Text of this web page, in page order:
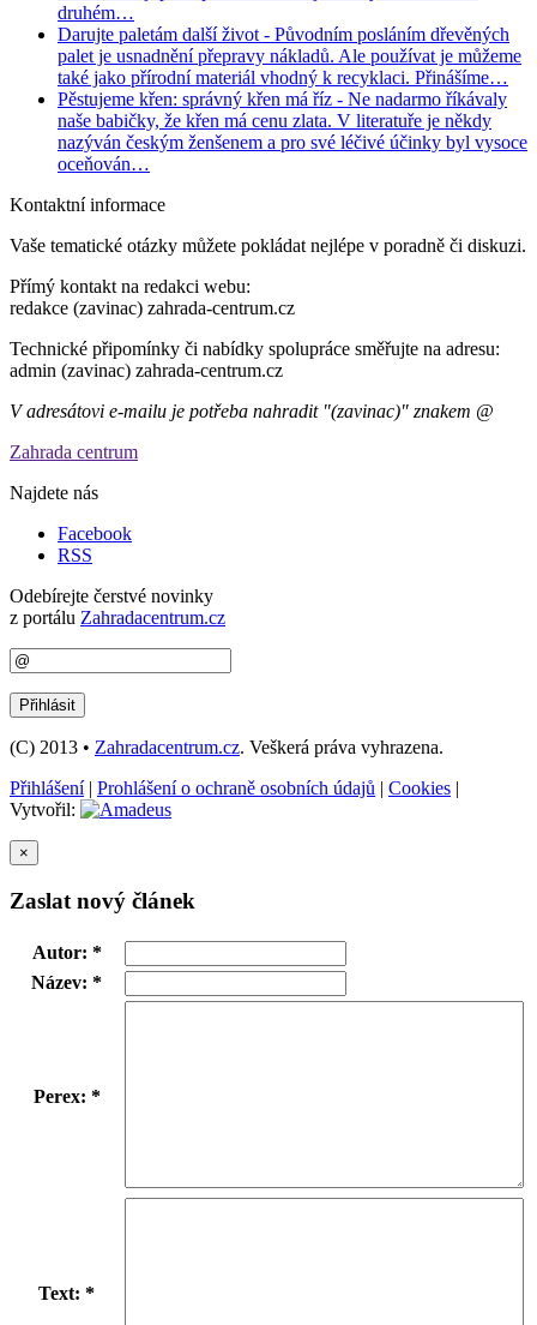
druhém…
Darujte paletám další život - Původním posláním dřevěných
palet je usnadnění přepravy nákladů. Ale používat je můžeme
také jako přírodní materiál vhodný k recyklaci. Přinášíme…
Pěstujeme křen: správný křen má říz - Ne nadarmo říkávaly
naše babičky, že křen má cenu zlata. V literatuře je někdy
nazýván českým ženšenem a pro své léčivé účinky byl vysoce
oceňován…
Kontaktní informace
Vaše tematické otázky můžete pokládat nejlépe v poradně či diskuzi.
Přímý kontakt na redakci webu:
redakce (zavinac) zahrada-centrum.cz
Technické připomínky či nabídky spolupráce směřujte na adresu:
admin (zavinac) zahrada-centrum.cz
V adresátovi e-mailu je potřeba nahradit "(zavinac)" znakem @
Zahrada centrum
Najdete nás
Facebook
RSS
Odebírejte čerstvé novinky
z portálu Zahradacentrum.cz
(C) 2013 • Zahradacentrum.cz. Veškerá práva vyhrazena.
Přihlášení| Prohlášení o ochraně osobních údajů | Cookies |
Vytvořil:
×
Zaslat nový článek
Autor: *
Název: *
Perex: *
Text: *